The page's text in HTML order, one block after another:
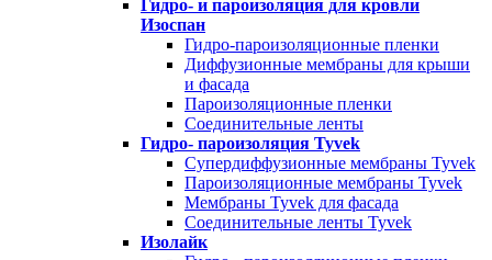
Гидро- и пароизоляция для кровли
Изоспан
Гидро-пароизоляционные пленки
Диффузионные мембраны для крыши
и фасада
Пароизоляционные пленки
Соединительные ленты
Гидро- пароизоляция Tyvek
Супердиффузионные мембраны Tyvek
Пароизоляционные мембраны Tyvek
Мембраны Tyvek для фасада
Соединительные ленты Tyvek
Изолайк